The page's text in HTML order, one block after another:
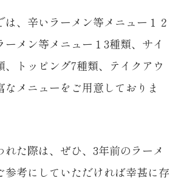
は、辛いラーメン等メニュー１２
メン等メニュー１3種類、サイ
、トッピング7種類、テイクアウ
なメニューをご用意しておりま
れた際は、ぜひ、3年前のラーメ
参考にしていただければ幸甚に存